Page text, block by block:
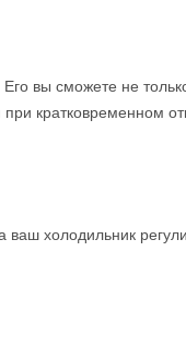
вы сможете не
кратковременном
холодильник